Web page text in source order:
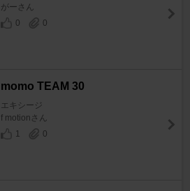
がーさん
0
0
momo TEAM 30
エキシージ
f motionさん
1
0